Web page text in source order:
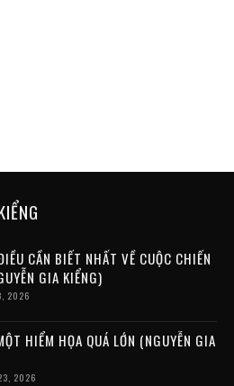
CẦN BIẾT NHẤT VỀ CUỘC CHIẾN
GIA KIỂNG)
2026
HIỂM HỌA QUÁ LỚN (NGUYỄN GIA
2026